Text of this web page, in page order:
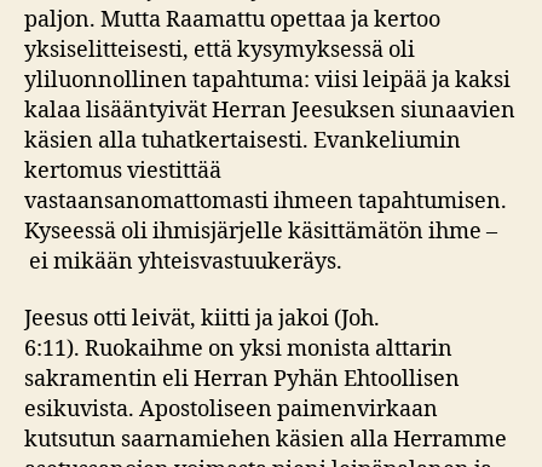
paljon. Mutta Raamattu opettaa ja kertoo
yksiselitteisesti, että kysymyksessä oli
yliluonnollinen tapahtuma: viisi leipää ja kaksi
kalaa lisääntyivät Herran Jeesuksen siunaavien
käsien alla tuhatkertaisesti. Evankeliumin
kertomus viestittää
vastaansanomattomasti ihmeen tapahtumisen.
Kyseessä oli ihmisjärjelle käsittämätön ihme –
ei mikään yhteisvastuukeräys.
Jeesus otti leivät, kiitti ja jakoi (Joh.
6:11). Ruokaihme on yksi monista alttarin
sakramentin eli Herran Pyhän Ehtoollisen
esikuvista. Apostoliseen paimenvirkaan
kutsutun saarnamiehen käsien alla Herramme